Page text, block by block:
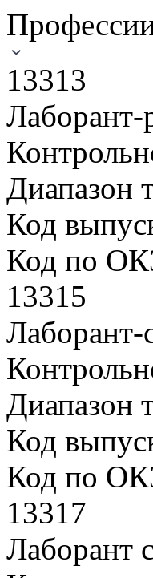
13313
Лаборант-
Диапазон
Код
Код по
13315
Лаборант-
Диапазон
Код
Код по
13317
Лаборант